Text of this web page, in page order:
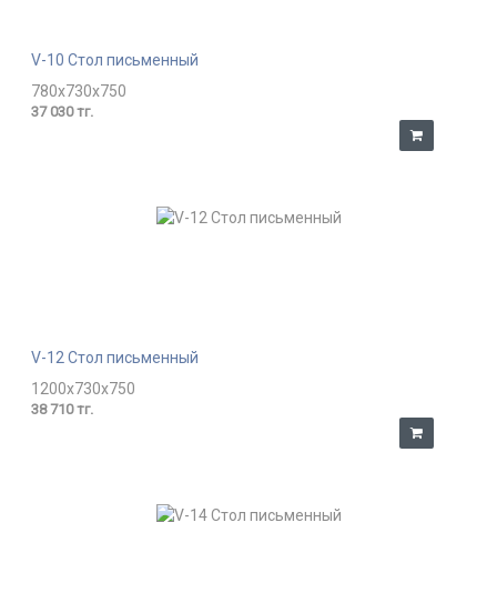
V-10 Стол письменный
780x730x750
37 030 тг.
V-12 Стол письменный
1200x730x750
38 710 тг.